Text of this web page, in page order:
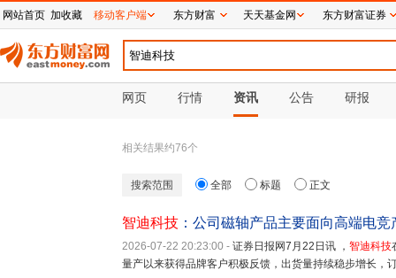
网页 行情 资讯 公告 研报
相关结果约76个
搜索范围 全部 标题 正文
智迪科技 ：公司磁轴产品主要面向高端电竞
2026-07-22 20:23:00 - 证券日报网7月22日讯 ， 智迪科技
量产以来获得品牌客户积极反馈，出货量持续稳步增长，
网站首页 加收藏 移动客户端 东方财富 天天基金网 东方财富证券